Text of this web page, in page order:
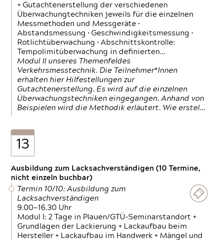
+ Gutachtenerstellung der verschiedenen
Überwachungtechniken jeweils für die einzelnen
Messmethoden und Messgeräte •
Abstandsmessung • Geschwindigkeitsmessung •
Rotlichtüberwachung • Abschnittskontrolle:
Tempolimitüberwachung in definierten…
Modul II unseres Themenfeldes
Verkehrsmesstechnik. Die Teilnehmer*Innen
erhalten hier Hilfestellungen zur
Gutachtenerstellung. Es wird auf die einzelnen
Überwachungstechniken eingegangen. Anhand von
Beispielen wird die Methodik erläutert. Wie erstel…
13
Ausbildung zum Lacksachverständigen (10 Termine,
nicht einzeln buchbar)
Termin 10/10: Ausbildung zum
Lacksachverständigen
9.00—16.30 Uhr
Modul I: 2 Tage in Plauen/GTÜ-Seminarstandort +
Grundlagen der Lackierung + Lackaufbau beim
Hersteller + Lackaufbau im Handwerk + Mängel und